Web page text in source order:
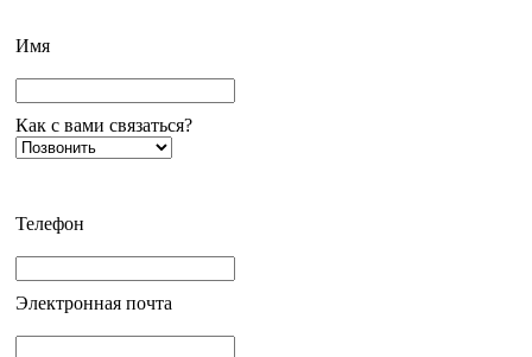
Имя
Как с вами связаться?
Телефон
Электронная почта